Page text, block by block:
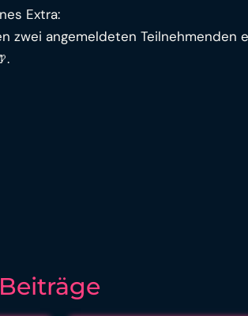
Extra:
zwei angemeldeten Teilnehmenden